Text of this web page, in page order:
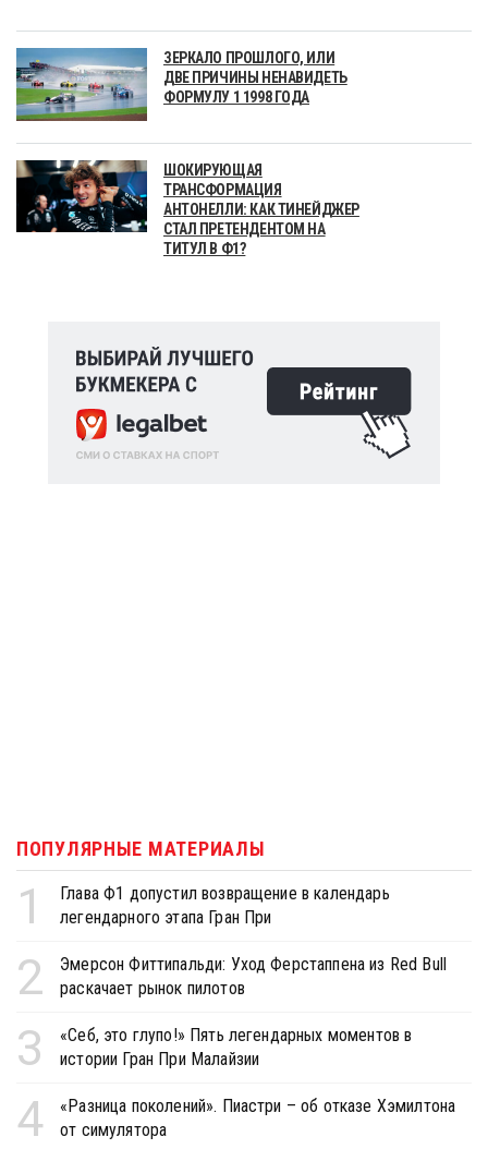
ЗЕРКАЛО ПРОШЛОГО, ИЛИ
ДВЕ ПРИЧИНЫ НЕНАВИДЕТЬ
ФОРМУЛУ 1 1998 ГОДА
ШОКИРУЮЩАЯ
ТРАНСФОРМАЦИЯ
АНТОНЕЛЛИ: КАК ТИНЕЙДЖЕР
СТАЛ ПРЕТЕНДЕНТОМ НА
ТИТУЛ В Ф1?
ПОПУЛЯРНЫЕ МАТЕРИАЛЫ
1
Глава Ф1 допустил возвращение в календарь
легендарного этапа Гран При
2
Эмерсон Фиттипальди: Уход Ферстаппена из Red Bull
раскачает рынок пилотов
3
«Себ, это глупо!» Пять легендарных моментов в
истории Гран При Малайзии
4
«Разница поколений». Пиастри – об отказе Хэмилтона
от симулятора